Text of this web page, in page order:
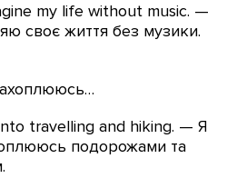
my life without music. —
своє життя без музики.
travelling and hiking. — Я
подорожами та